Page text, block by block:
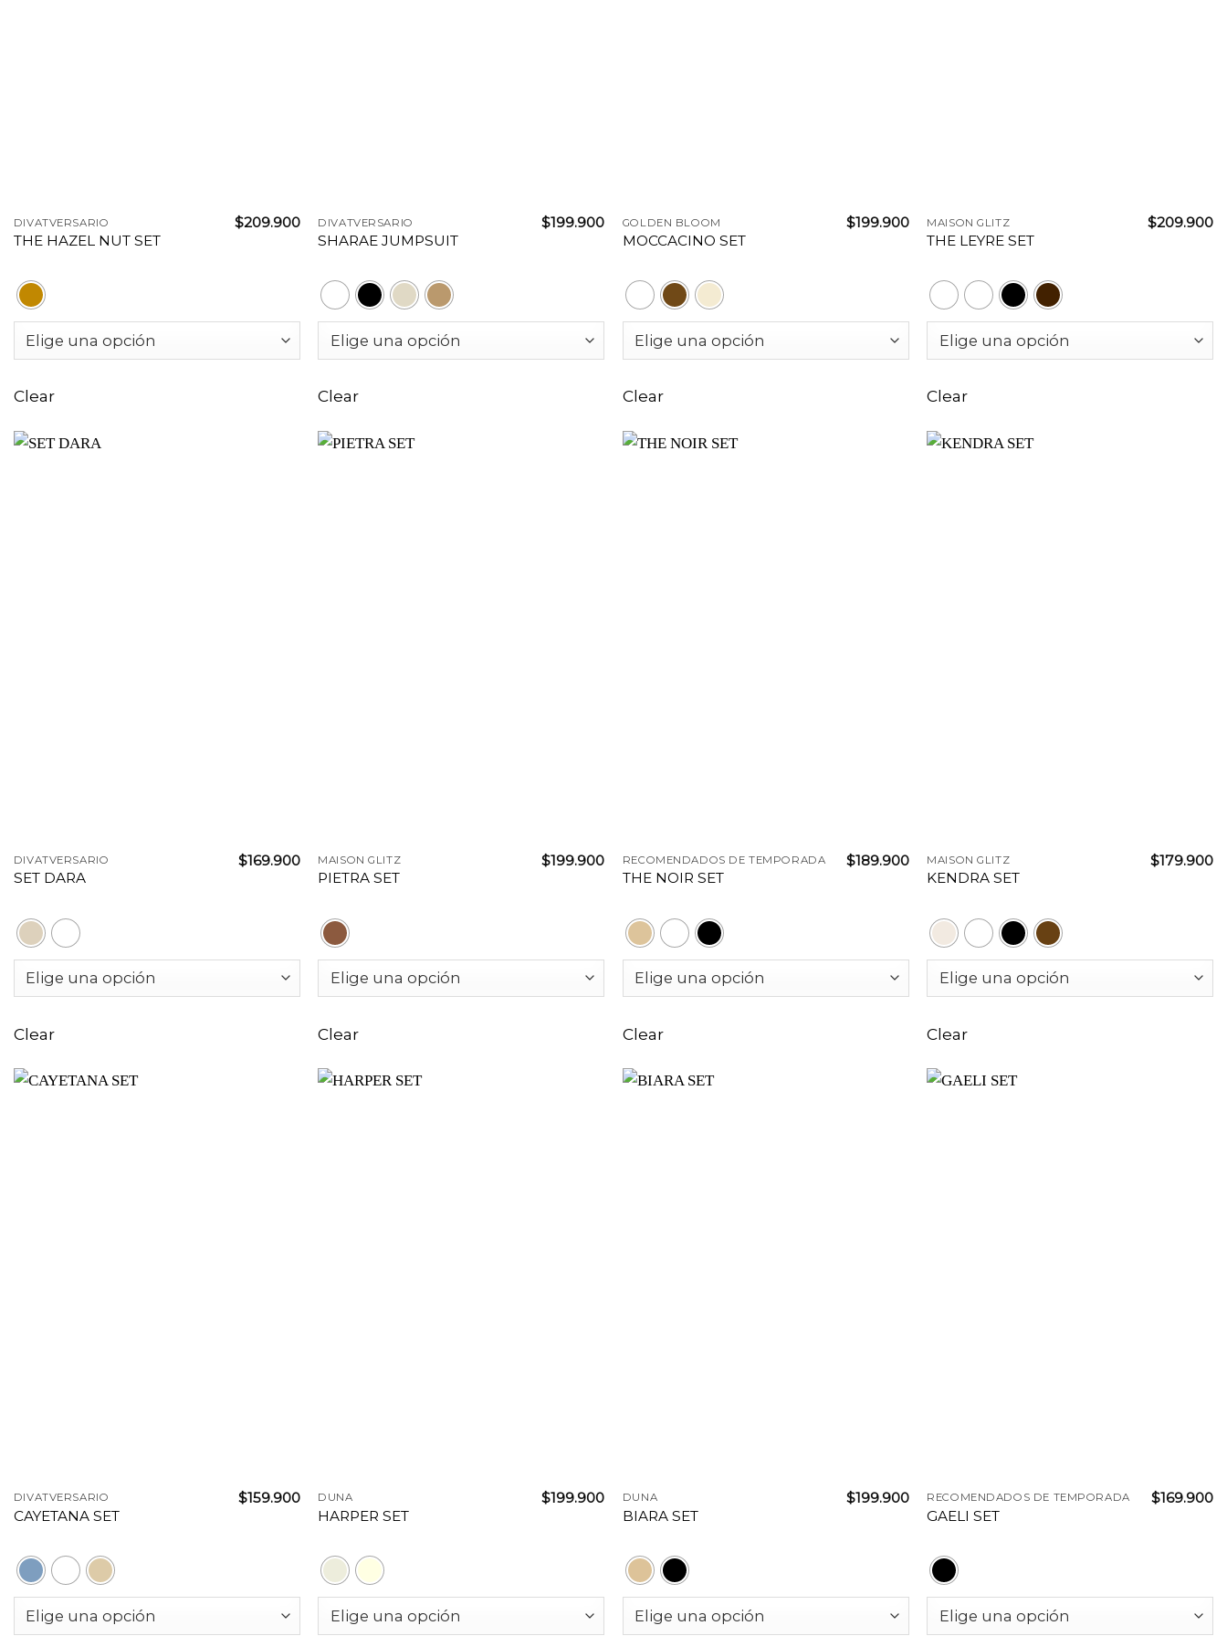
DIVATVERSARIO
THE HAZEL NUT SET
$209.900
Clear
DIVATVERSARIO
SHARAE JUMPSUIT
$199.900
Clear
GOLDEN BLOOM
MOCCACINO SET
$199.900
Clear
MAISON GLITZ
THE LEYRE SET
$209.900
Clear
DIVATVERSARIO
SET DARA
$169.900
Clear
MAISON GLITZ
PIETRA SET
$199.900
Clear
RECOMENDADOS DE TEMPORADA
THE NOIR SET
$189.900
Clear
MAISON GLITZ
KENDRA SET
$179.900
Clear
DIVATVERSARIO
CAYETANA SET
$159.900 DUNA
HARPER SET
$199.900 DUNA
BIARA SET
$199.900 RECOMENDADOS DE TEMPORADA
GAELI SET
$169.900